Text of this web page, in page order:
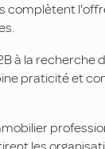
complètent
à la
praticité et